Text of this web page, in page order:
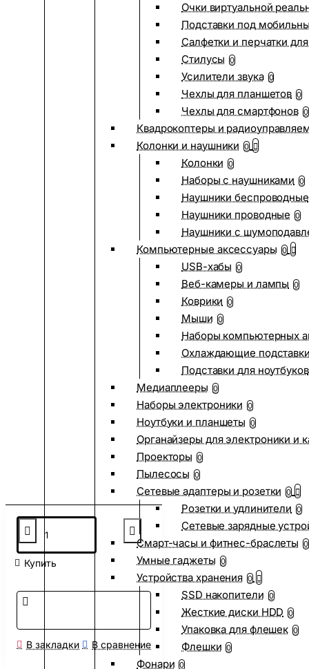
Очки виртуальной
Подставки под
Салфетки и перчатки
Стилусы 0
Усилители звука 0
Чехлы для планшетов 0
Чехлы для смартфонов 0
Квадрокоптеры и
Колонки и наушники 0
Колонки 0
Наборы с наушниками 0
Наушники беспроводные
Наушники проводные 0
Наушники с
Компьютерные аксессуары 0
USB-хабы 0
Веб-камеры и лампы 0
Коврики 0
Мыши 0
Наборы компьютерных
Охлаждающие
Подставки для ноутбуков
Медиаплееры 0
Наборы электроники 0
Ноутбуки и планшеты 0
Органайзеры для электроники и
Проекторы 0
Пылесосы 0
Сетевые адаптеры и розетки 0
Розетки и удлинители 0
Сетевые зарядные
Смарт-часы и фитнес-браслеты 0
Умные гаджеты 0
Устройства хранения 0
SSD накопители 0
Жесткие диски HDD 0
Упаковка для флешек 0
Флешки 0
Фонари 0
Купить
В закладки В сравнение